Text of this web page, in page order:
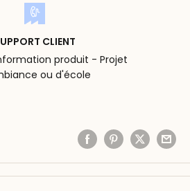
CLIENT
produit - Projet
ou d'école